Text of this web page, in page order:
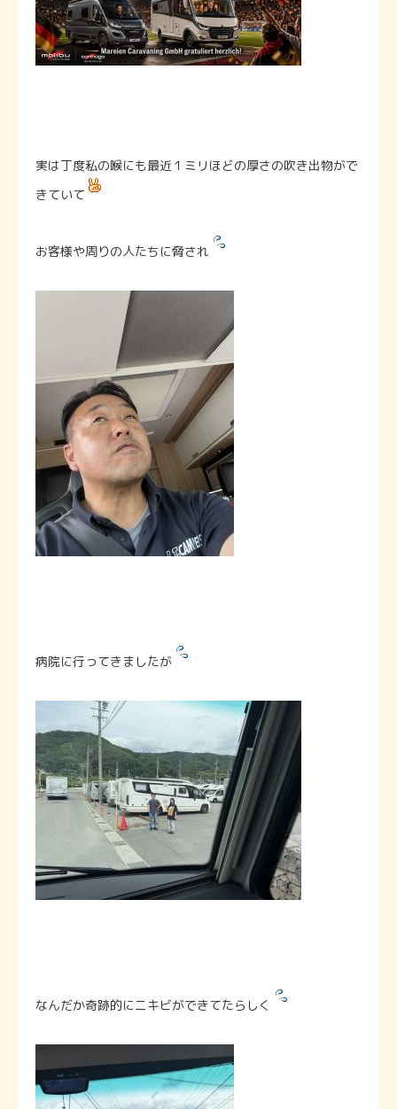
実は丁度私の喉にも最近１ミリほどの厚さの吹き出物がで
きていて
お客様や周りの人たちに脅され
病院に行ってきましたが
なんだか奇跡的にニキビができてたらしく